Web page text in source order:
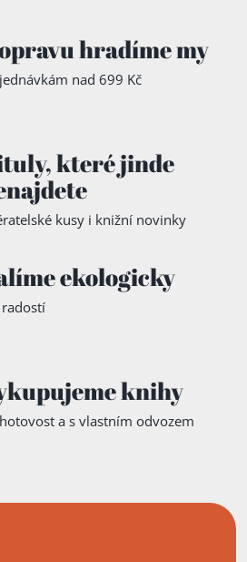
hradíme my
nad 699 Kč
které jinde
kusy i knižní novinky
ekologicky
radostí
knihy
a s vlastním odvozem